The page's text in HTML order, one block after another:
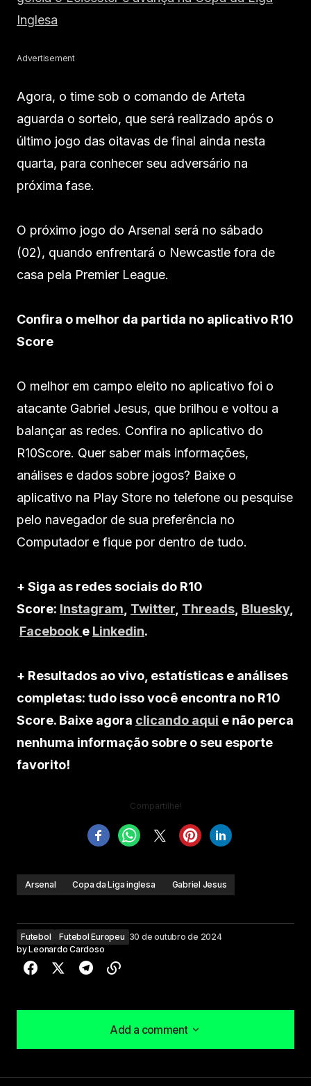
Inglesa
Advertisement
Agora, o time sob o comando de Arteta
aguarda o sorteio, que será realizado após o
último jogo das oitavas de final ainda nesta
quarta, para conhecer seu adversário na
próxima fase.
O próximo jogo do Arsenal será no sábado
(02), quando enfrentará o Newcastle fora de
casa pela Premier League.
Confira o melhor da partida no aplicativo R10
Score
O melhor em campo eleito no aplicativo foi o
atacante Gabriel Jesus, que brilhou e voltou a
balançar as redes. Confira no aplicativo do
R10Score. Quer saber mais informações,
análises e dados sobre jogos? Baixe o
aplicativo na Play Store no telefone ou pesquise
pelo navegador de sua preferência no
Computador e fique por dentro de tudo.
+ Siga as redes sociais do R10
Score: Instagram Twitter Threads Bluesky,
Facebook e Linkedin.
+ Resultados ao vivo, estatísticas e análises
completas: tudo isso você encontra no R10
Score. Baixe agora clicando aqui e não perca
nenhuma informação sobre o seu esporte
favorito!
Compartilhe!
Arsenal Copa da Liga inglesa Gabriel Jesus
Futebol Futebol Europeu 30 de outubro de 2024
byLeonardo Cardoso
Add a comment
Add a comment